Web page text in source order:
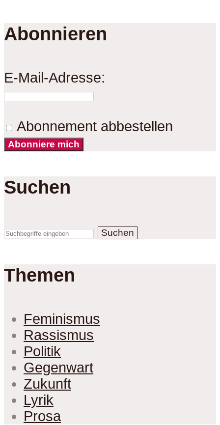
Abonnieren
E-Mail-Adresse:
Abonnement abbestellen
Abonniere mich
Suchen
Suchen
Themen
Feminismus
Rassismus
Politik
Gegenwart
Zukunft
Lyrik
Prosa